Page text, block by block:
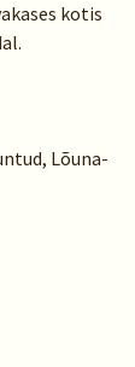
kotis
Lõuna-